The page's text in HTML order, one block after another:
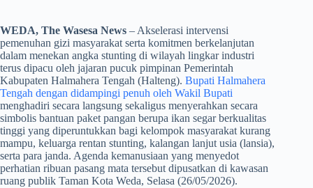
WEDA, The Wasesa News – Akselerasi intervensi
pemenuhan gizi masyarakat serta komitmen berkelanjutan
dalam menekan angka stunting di wilayah lingkar industri
terus dipacu oleh jajaran pucuk pimpinan Pemerintah
Kabupaten Halmahera Tengah (Halteng). Bupati Halmahera
Tengah dengan didampingi penuh oleh Wakil Bupati
menghadiri secara langsung sekaligus menyerahkan secara
simbolis bantuan paket pangan berupa ikan segar berkualitas
tinggi yang diperuntukkan bagi kelompok masyarakat kurang
mampu, keluarga rentan stunting, kalangan lanjut usia (lansia),
serta para janda. Agenda kemanusiaan yang menyedot
perhatian ribuan pasang mata tersebut dipusatkan di kawasan
ruang publik Taman Kota Weda, Selasa (26/05/2026).